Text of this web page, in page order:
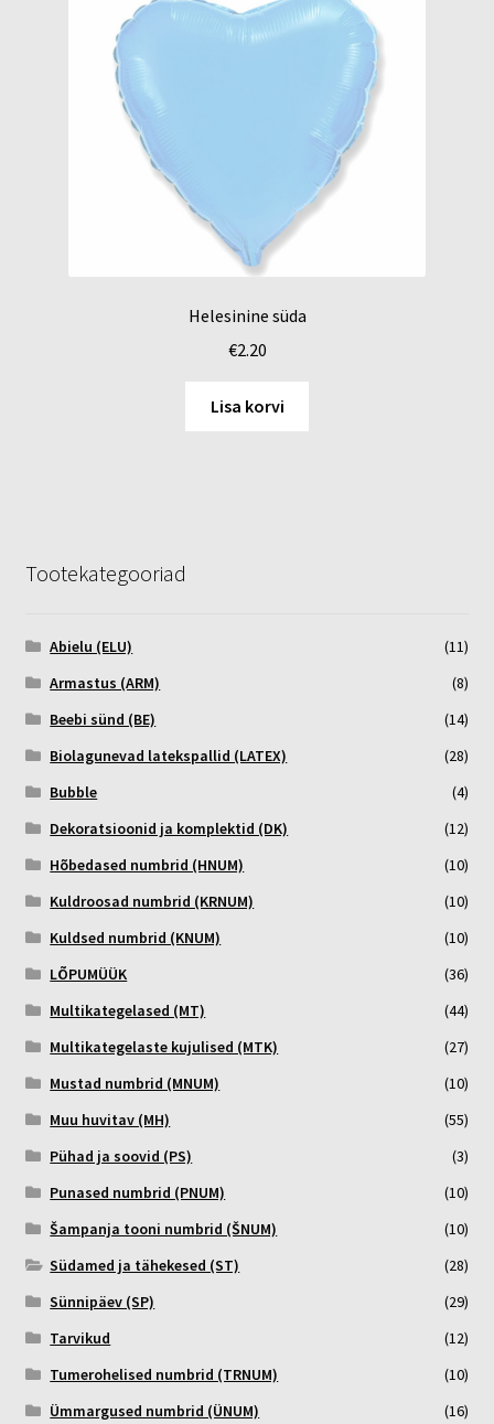
Helesinine süda
€2.20
Lisa korvi
Tootekategooriad
Abielu (ELU)
(11)
Armastus (ARM)
(8)
Beebi sünd (BE)
(14)
Biolagunevad latekspallid (LATEX)
(28)
Bubble
(4)
Dekoratsioonid ja komplektid (DK)
(12)
Hõbedased numbrid (HNUM)
(10)
Kuldroosad numbrid (KRNUM)
(10)
Kuldsed numbrid (KNUM)
(10)
LÕPUMÜÜK
(36)
Multikategelased (MT)
(44)
Multikategelaste kujulised (MTK)
(27)
Mustad numbrid (MNUM)
(10)
Muu huvitav (MH)
(55)
Pühad ja soovid (PS)
(3)
Punased numbrid (PNUM)
(10)
Šampanja tooni numbrid (ŠNUM)
(10)
Südamed ja tähekesed (ST)
(28)
Sünnipäev (SP)
(29)
Tarvikud
(12)
Tumerohelised numbrid (TRNUM)
(10)
Ümmargused numbrid (ÜNUM)
(16)